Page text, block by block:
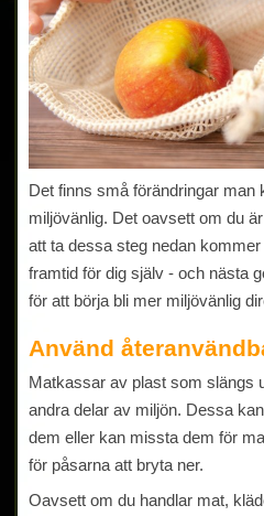
Det finns små förändringar man
miljövänlig. Det oavsett om du
att ta dessa steg nedan
framtid för dig själv - och nästa
för att börja bli mer miljövänlig
Använd
Matkassar av plast som slängs
andra delar av miljön. Dessa
dem eller kan missta dem för
för påsarna att bryta ner.
Oavsett om du handlar mat,